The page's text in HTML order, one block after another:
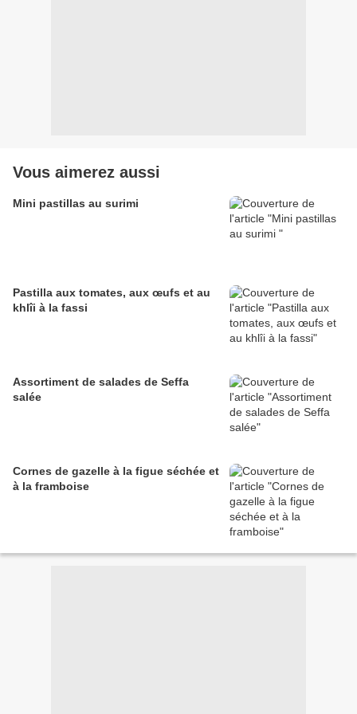
Vous aimerez aussi
Mini pastillas au surimi
Pastilla aux tomates, aux œufs et au
khlîi à la fassi
Assortiment de salades de Seffa
salée
Cornes de gazelle à la figue séchée et
à la framboise